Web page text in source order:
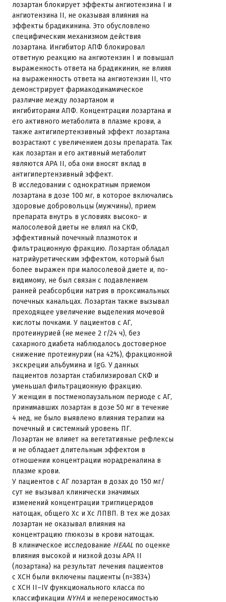
лозартан блокирует эффекты ангиотензина I и
ангиотензина II, не оказывая влияния на
эффекты брадикинина. Это обусловлено
специфическим механизмом действия
лозартана. Ингибитор АПФ блокировал
ответную реакцию на ангиотензин I и повышал
выраженность ответа на брадикинин, не влияя
на выраженность ответа на ангиотензин II, что
демонстрирует фармакодинамическое
различие между лозартаном и
ингибиторами АПФ. Концентрации лозартана и
его активного метаболита в плазме крови, а
также антигипертензивный эффект лозартана
возрастают с увеличением дозы препарата. Так
как лозартан и его активный метаболит
являются APA II, оба они вносят вклад в
антигипертензивный эффект.
В исследовании с однократным приемом
лозартана в дозе 100 мг, в которое включались
здоровые добровольцы (мужчины), прием
препарата внутрь в условиях высоко- и
малосолевой диеты не влиял на СКФ,
эффективный почечный плазмоток и
фильтрационную фракцию. Лозартан обладал
натрийуретическим эффектом, который был
более выражен при малосолевой диете и, по-
видимому, не был связан с подавлением
ранней реабсорбции натрия в проксимальных
почечных канальцах. Лозартан также вызывал
преходящее увеличение выделения мочевой
кислоты почками. У пациентов с АГ,
протеинурией (не менее 2 г/24 ч), без
сахарного диабета наблюдалось достоверное
снижение протеинурии (на 42%), фракционной
экскреции альбумина и IgG. У данных
пациентов лозартан стабилизировал СКФ и
уменьшал фильтрационную фракцию.
У женщин в постменопаузальном периоде с АГ,
принимавших лозартан в дозе 50 мг в течение
4 нед, не было выявлено влияния терапии на
почечный и системный уровень ПГ.
Лозартан не влияет на вегетативные рефлексы
и не обладает длительным эффектом в
отношении концентрации норадреналина в
плазме крови.
У пациентов с АГ лозартан в дозах до 150 мг/
сут не вызывал клинически значимых
изменений концентрации триглицеридов
натощак, общего Хс и Хс ЛПВП. В тех же дозах
лозартан не оказывал влияния на
концентрацию глюкозы в крови натощак.
В клиническое исследование HEAAL по оценке
влияния высокой и низкой дозы АРА II
(лозартана) на результат лечения пациентов
с ХСН были включены пациенты (n=3834)
с ХСН II–IV функционального класса по
классификации NYHA и непереносимостью